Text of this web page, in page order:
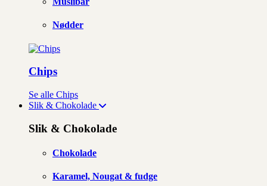
Nødder
Chips
Se alle Chips
Slik & Chokolade
Slik & Chokolade
Chokolade
Karamel, Nougat & fudge